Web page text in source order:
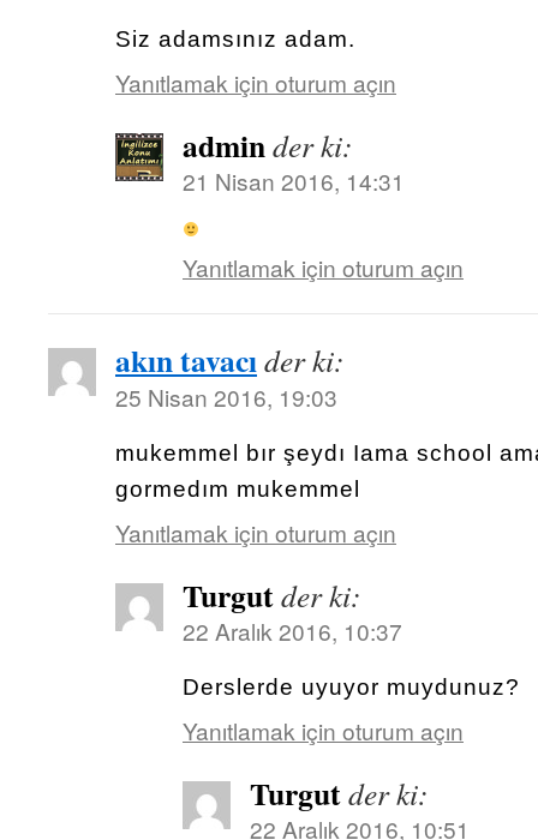
Siz adamsınız adam.
Yanıtlamak için oturum açın
adminder ki:
21 Nisan 2016, 14:31
Yanıtlamak için oturum açın
akın tavacıder ki:
25 Nisan 2016, 19:03
mukemmel bır şeydı Iama school
gormedım mukemmel
Yanıtlamak için oturum açın
Turgutder ki:
22 Aralık 2016, 10:37
Derslerde uyuyor muydunuz?
Yanıtlamak için oturum açın
Turgutder ki:
22 Aralık 2016, 10:51